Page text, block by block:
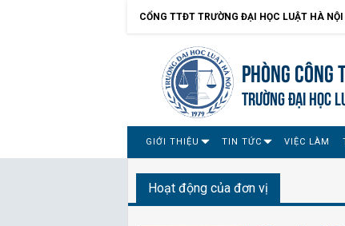
CỔNG TTĐT TRƯỜNG ĐẠI HỌC LUẬT HÀ NỘI
Phòng
TRƯỜNG ĐẠI HỌC
GIỚI THIỆU TIN TỨC VIỆC LÀM
Hoạt động của đơn vị